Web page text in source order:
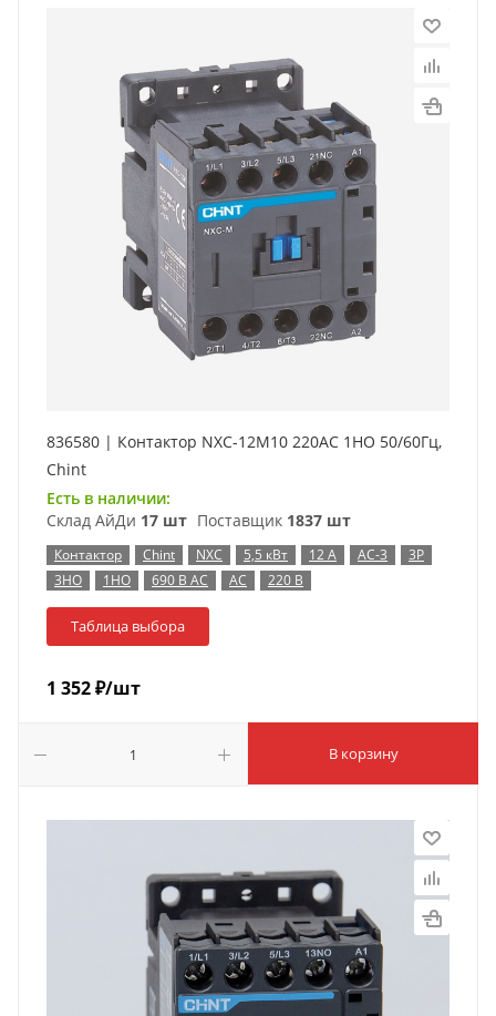
836580 | Контактор NXC-12M10 220AC 1НО 50/60Гц,
Chint
Есть в наличии:
Склад АйДи 17 шт Поставщик 1837 шт
Контактор Chint NXC 5,5 кВт 12 А AC-3
3P
3НО
1НО 690 В AC AC 220 В
Таблица выбора
1 352₽/шт
В корзину